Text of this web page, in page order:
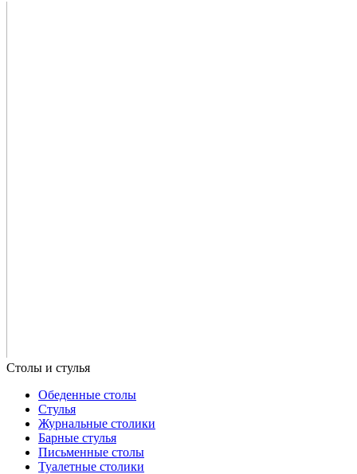
Обеденные столы
Стулья
Журнальные столики
Барные стулья
Письменные столы
Туалетные столики